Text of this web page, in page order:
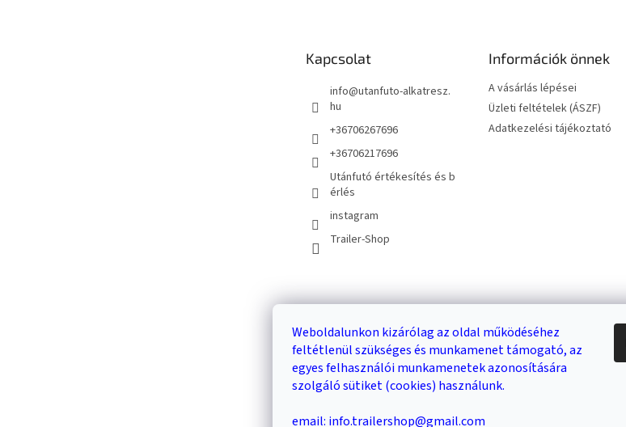
Weboldalunkon kizárólag az oldal működéséhez
feltétlenül szükséges és munkamenet támogató, az
egyes felhasználói munkamenetek azonosítására
szolgáló sütiket (cookies) használunk.
email: info.trailershop@gmail.com
Kapcsolat
info@utanfuto-alkatresz.
hu
+36706267696
+36706217696
Utánfutó értékesítés és b
érlés
instagram
Trailer-Shop
Információk önnek
A vásárlás lépései
Üzleti feltételek (ÁSZF)
Adatkezelési tájékoztató
0DB /0 FT